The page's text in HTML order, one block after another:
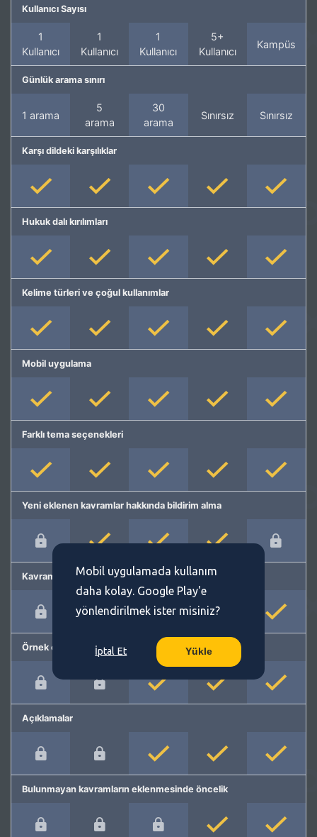
Kullanıcı Sayısı
1
Kullanıcı
1
Kullanıcı
1
Kullanıcı
5+
Kullanıcı
Kampüs
Günlük arama sınırı
1 arama
5
arama
30
arama
Sınırsız Sınırsız
Karşı dildeki karşılıklar
Hukuk dalı kırılımları
Kelime türleri ve çoğul kullanımlar
Mobil uygulama
Farklı tema seçenekleri
Yeni eklenen kavramlar hakkında bildirim alma
Kavram önerme
Örnek cümleler
Açıklamalar
Bulunmayan kavramların eklenmesinde öncelik
Mobil uygulamada kullanım
daha kolay. Google Play'e
yönlendirilmek ister misiniz?
İptal Et Yükle